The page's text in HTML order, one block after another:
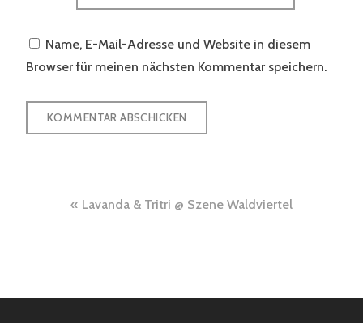
Name, E-Mail-Adresse und Website in diesem
Browser für meinen nächsten Kommentar speichern.
Beitragsnavigation
Lavanda & Tritri @ Szene Waldviertel